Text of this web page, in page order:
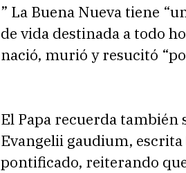
” La Buena Nueva tiene
de vida destinada a todo
nació, murió y resucitó
El Papa recuerda
Evangelii gaudium,
pontificado, reiterando